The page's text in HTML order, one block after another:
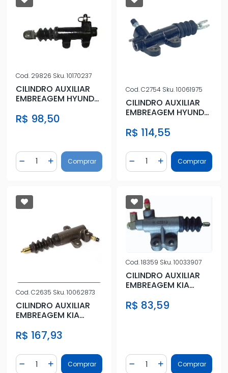
Cod. 29826 Sku.10170237
CILINDRO AUXILIAR
EMBREAGEM HYUNDAI
2005/
R$ 98,50
Diminuir Quantidade
Quantidade
Adicionar Quantidade
Comprar
Cod.C2754 Sku.10061975
CILINDRO AUXILIAR
EMBREAGEM HYUNDAI
2005/
R$ 114,55
Diminuir Quantidade
Quantidade
AdicionarComprar
Cod.C2635 Sku.10062873
CILINDRO AUXILIAR
EMBREAGEM KIA
2003
R$ 167,93
Diminuir Quantidade
Quantidade
Adicionar Quantidade
Comprar
Cod.18359 Sku.10033907
CILINDRO AUXILIAR
EMBREAGEM KIA
EM DIANTE
R$ 83,59
Diminuir Quantidade
Quantidade
AdicionarComprar